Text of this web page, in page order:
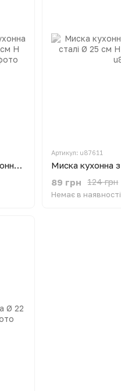
Таз алюмінієвий харчовий миска кухонна для варіння варення та солінь Ø 50 см H 15.5 см 22 л Interos Уцінка
Артикул: u87611
124 грн
89 грн
Немає в наявності